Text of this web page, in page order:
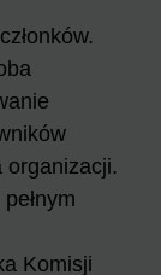
organizacji.
Komisji